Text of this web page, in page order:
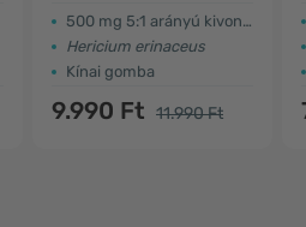
500 mg 5:1 arányú kivonat
Hericium erinaceus
Kínai gomba
9.990 Ft 11.990 Ft